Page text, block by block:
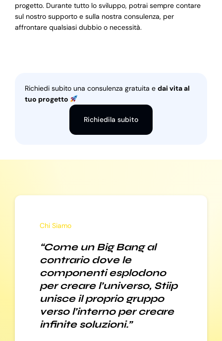
progetto. Durante tutto lo sviluppo, potrai sempre contare
sul nostro supporto e sulla nostra consulenza, per
affrontare qualsiasi dubbio o necessità.
Richiedi subito una consulenza gratuita e dai vita al
tuo progetto
Richiedila subito
Chi Siamo
“Come un Big Bang al
contrario dove le
componenti esplodono
per creare l’universo, Stiip
unisce il proprio gruppo
verso l’interno per creare
infinite soluzioni.”